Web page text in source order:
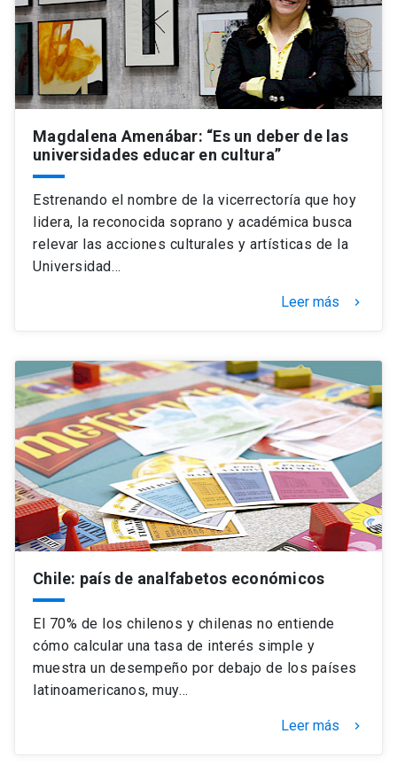
Magdalena Amenábar: “Es un deber de las
universidades educar en cultura”
Estrenando el nombre de la vicerrectoría que hoy
lidera, la reconocida soprano y académica busca
relevar las acciones culturales y artísticas de la
Universidad…
Leer más keyboard_arrow_right
Chile: país de analfabetos económicos
El 70% de los chilenos y chilenas no entiende
cómo calcular una tasa de interés simple y
muestra un desempeño por debajo de los países
latinoamericanos, muy…
Leer más keyboard_arrow_right